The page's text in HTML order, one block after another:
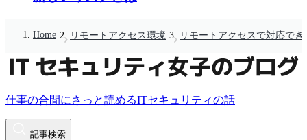
Home リモートアクセス環境 リモートアクセスで対応で
仕事の合間にさっと読めるITセキュリティの話
記事検索